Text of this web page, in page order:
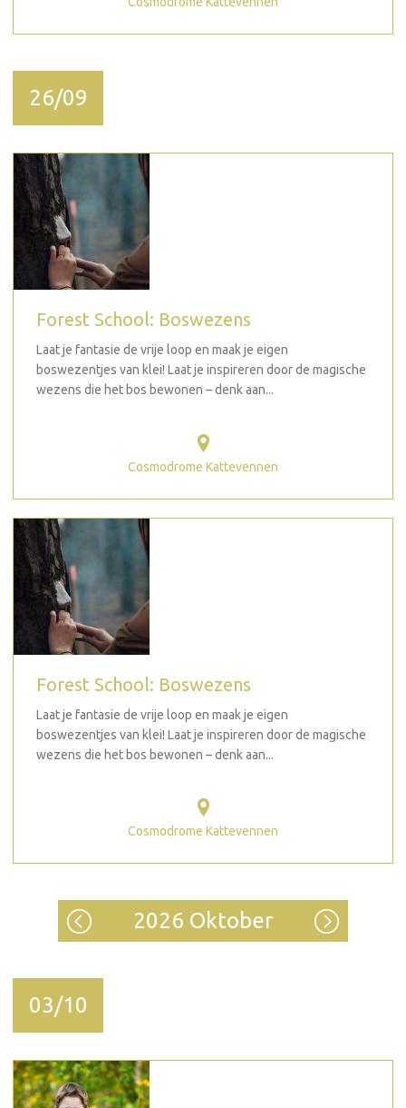
26/09
Forest School: Boswezens
Laat je fantasie de vrije loop en maak je eigen
boswezentjes van klei! Laat je inspireren door de magische
wezens die het bos bewonen – denk aan...
Cosmodrome Kattevennen
Forest School: Boswezens
Laat je fantasie de vrije loop en maak je eigen
boswezentjes van klei! Laat je inspireren door de magische
wezens die het bos bewonen – denk aan...
Cosmodrome Kattevennen
2026 Oktober
03/10